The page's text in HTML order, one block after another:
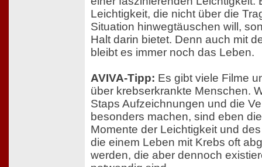
Leichtigkeit, die nicht über die
Situation hinwegtäuschen will,
Halt darin bietet. Denn auch mit
bleibt es immer noch das Leben.
AVIVA-Tipp: Es gibt viele Filme
über krebserkrankte Menschen.
Staps Aufzeichnungen und die
besonders machen, sind eben
Momente der Leichtigkeit und
die einem Leben mit Krebs oft
werden, die aber dennoch